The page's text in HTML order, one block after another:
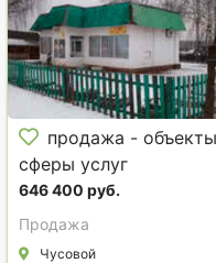
продажа - объекты
сферы услуг
646 400 руб.
Продажа
Чусовой